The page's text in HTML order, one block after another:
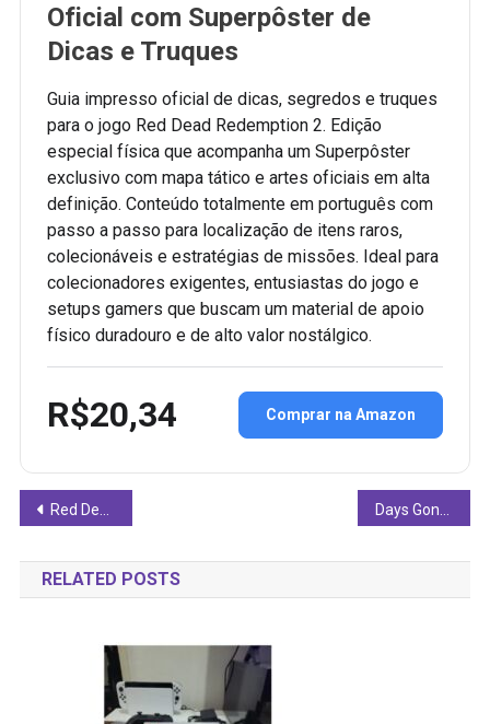
Oficial com Superpôster de
Dicas e Truques
Guia impresso oficial de dicas, segredos e truques
para o jogo Red Dead Redemption 2. Edição
especial física que acompanha um Superpôster
exclusivo com mapa tático e artes oficiais em alta
definição. Conteúdo totalmente em português com
passo a passo para localização de itens raros,
colecionáveis e estratégias de missões. Ideal para
colecionadores exigentes, entusiastas do jogo e
setups gamers que buscam um material de apoio
físico duradouro e de alto valor nostálgico.
R$20,34 Comprar na Amazon
Navegação
de
Post
Red Dead Redemption 2 para PS4 Vale a Pena em 2026? Análise
RELATED POSTS